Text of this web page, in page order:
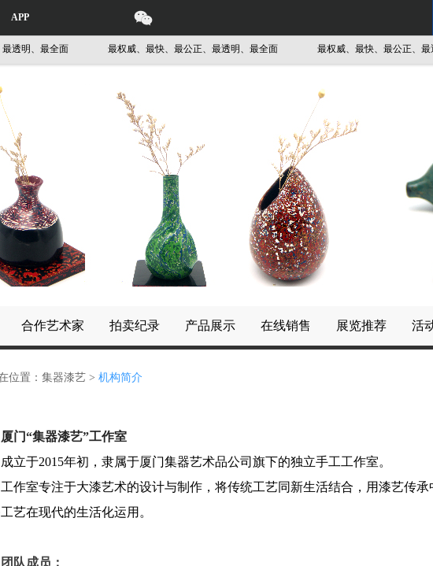
APP
、最全面 最权威、最快、最公正、最透明、最全面 最权威、最快、最公正、最透
合作艺术家 拍卖纪录 产品展示 在线销售 展览推荐 活
位置： 集器漆艺 > 机构简介
厦门“集器漆艺”工作室
成立于2015年初，隶属于厦门集器艺术品公司旗下的独立手工工作室。
工作室专注于大漆艺术的设计与制作，将传统工艺同新生活结合，用漆艺传
艺在现代的生活化运用。
团队成员：